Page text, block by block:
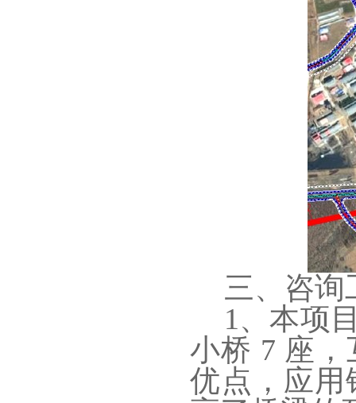
三、咨询
1、本项
小桥 7 座
优点，应用